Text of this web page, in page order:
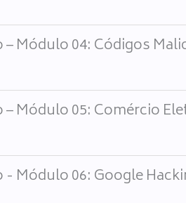
Módulo 04: Códigos
Módulo 05: Comércio
Módulo 06: Google